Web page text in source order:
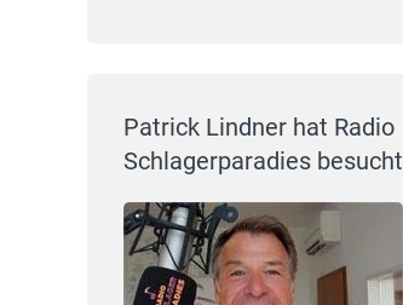
Patrick Lindner hat Radio
Schlagerparadies besucht